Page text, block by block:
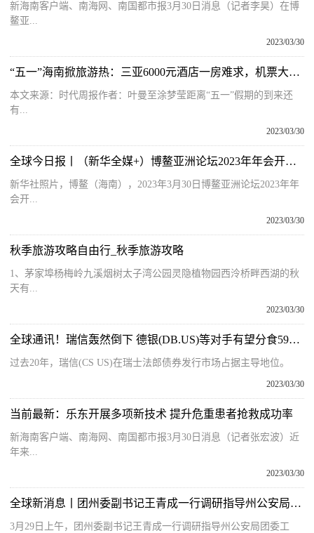
新海南客户端、南海网、南国都市报3月30日消息（记者李昊）在博
鳌亚...
2023/03/30
“五一”海南掀旅游热：三亚6000元酒店一房难求，机票大涨游客直呼比国外还贵
本文来源：时代周报作者：叶曼至涂梦莹距离“五一”假期的到来还
有...
2023/03/30
全球今日报丨（新华全媒+）博鳌亚洲论坛2023年年会开幕式举行
新华社照片，博鳌（海南），2023年3月30日博鳌亚洲论坛2023年年
会开...
2023/03/30
秋季旅游攻略自由行_秋季旅游攻略
1、茅家埠杨梅岭九溪烟树太子湾公园灵隐植物园西泠桥畔西湖的秋
天有...
2023/03/30
全球通讯！瑞信轰然倒下 德银(DB.US)等对手有望分食590亿美元瑞士债券发行市场
过去20年，瑞信(CS US)在瑞士法郎债券发行市场占据主导地位。
2023/03/30
当前最新：乐东开展多项新技术 提升危重患者抢救成功率
新海南客户端、南海网、南国都市报3月30日消息（记者张宏波）近
年来...
2023/03/30
全球新消息丨团州委副书记王青成一行调研指导州公安局团委工作
3月29日上午，团州委副书记王青成一行调研指导州公安局团委工